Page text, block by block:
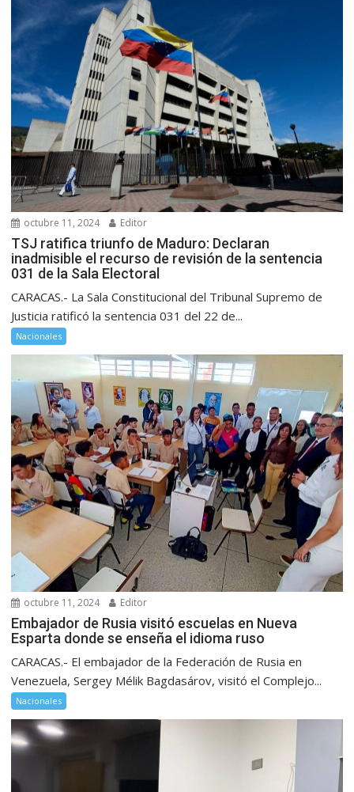
octubre 11, 2024 Editor
TSJ ratifica triunfo de Maduro: Declaran
inadmisible el recurso de revisión de la sentencia
031 de la Sala Electoral
CARACAS.- La Sala Constitucional del Tribunal Supremo de
Justicia ratificó la sentencia 031 del 22 de...
Nacionales
octubre 11, 2024 Editor
Embajador de Rusia visitó escuelas en Nueva
Esparta donde se enseña el idioma ruso
CARACAS.- El embajador de la Federación de Rusia en
Venezuela, Sergey Mélik Bagdasárov, visitó el Complejo...
Nacionales